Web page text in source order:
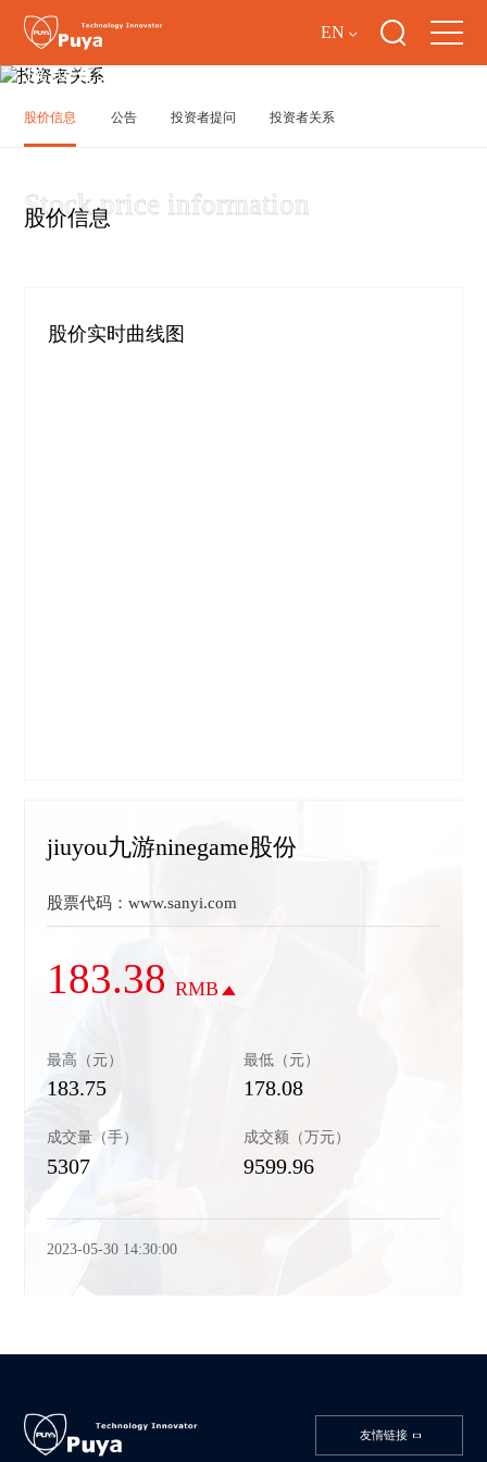
EN
投资者关系
股价信息 公告 投资者提问 投资者关系
股价信息
股价实时曲线图
jiuyou九游ninegame股份
股票代码：www.sanyi.com
183.38 RMB
最高（元）
183.75
最低（元）
178.08
成交量（手）
5307
成交额（万元）
9599.96
2023-05-30 14:30:00
友情链接